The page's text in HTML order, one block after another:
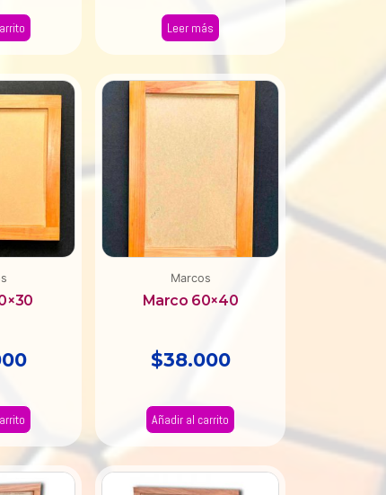
Leer más
Marcos
Marco 60×40
$38.000
Añadir al carrito